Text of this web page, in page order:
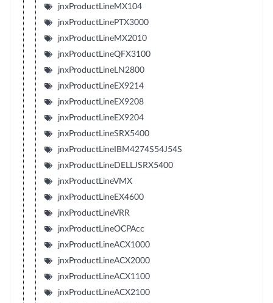
jnxProductLineMX104
jnxProductLinePTX3000
jnxProductLineMX2010
jnxProductLineQFX3100
jnxProductLineLN2800
jnxProductLineEX9214
jnxProductLineEX9208
jnxProductLineEX9204
jnxProductLineSRX5400
jnxProductLineIBM4274S54J54S
jnxProductLineDELLJSRX5400
jnxProductLineVMX
jnxProductLineEX4600
jnxProductLineVRR
jnxProductLineOCPAcc
jnxProductLineACX1000
jnxProductLineACX2000
jnxProductLineACX1100
jnxProductLineACX2100